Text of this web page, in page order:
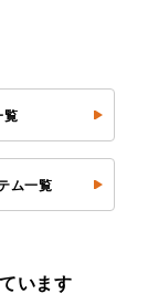
覧
ム一覧
います